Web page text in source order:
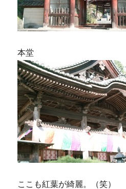
本堂
ここも紅葉が綺麗。（笑）